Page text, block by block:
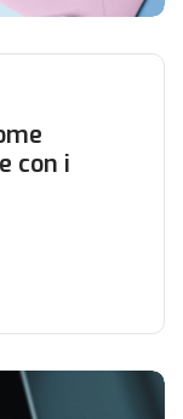
con i